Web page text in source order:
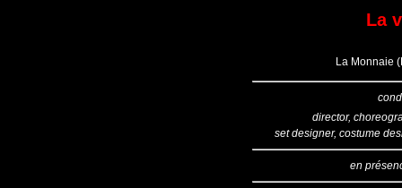
La
La Monnaie
director,
set designer, costume
en